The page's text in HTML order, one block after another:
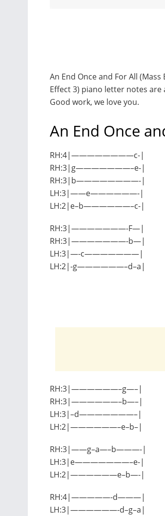
An End Once and For All
Effect 3) piano letter notes
Good work, we love you.
An End Once
RH:4|————————c-|
RH:3|g———————–e-|
RH:3|b————————-|
LH:3|——e——————-|
LH:2|e–b——————–c-|
RH:3|———————-F—|
RH:3|———————-b—|
LH:3|—-c———————|
LH:2|-g——————–d–a|
RH:3|——————–g—–|
RH:3|——————–b—–|
LH:3|–d———————–|
LH:2|——————–e–b–|
RH:3|——g–a—–b———-|
LH:3|e———————–e-|
LH:2|——————e–b—-|
RH:4|—————-d———|
LH:3|——————-d–g–a|